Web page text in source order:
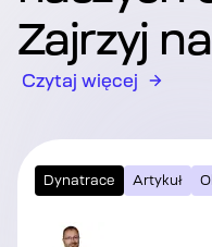
Zajrzyj
Czytaj więcej
Dynatrace Artykuł